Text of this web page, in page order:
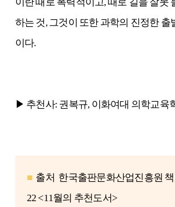
하는 것, 그것이 또한 과학의 진정한 출
이다.
▶ 추천사: 권복규, 이화여대 의학교육
■ 출처 한국출판문화산업진흥원
22 <11월의 추천도서>